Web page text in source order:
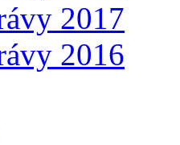
2017
2016